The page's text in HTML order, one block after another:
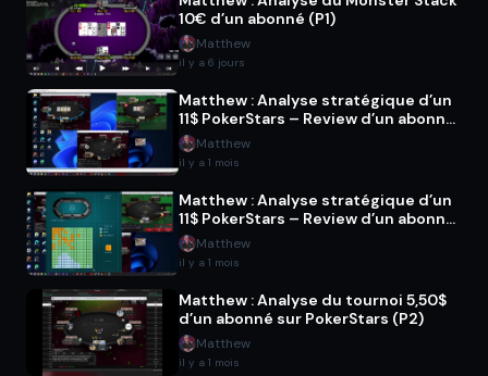
10€ d’un abonné (P1)
Matthew
il y a 6 jours
Matthew : Analyse stratégique d’un
11$ PokerStars – Review d’un abonné
(P2)Matthew
il y a 1 mois
Matthew : Analyse stratégique d’un
11$ PokerStars – Review d’un abonné
(P1)Matthew
il y a 1 mois
Matthew : Analyse du tournoi 5,50$
d’un abonné sur PokerStars (P2)
Matthew
il y a 1 mois